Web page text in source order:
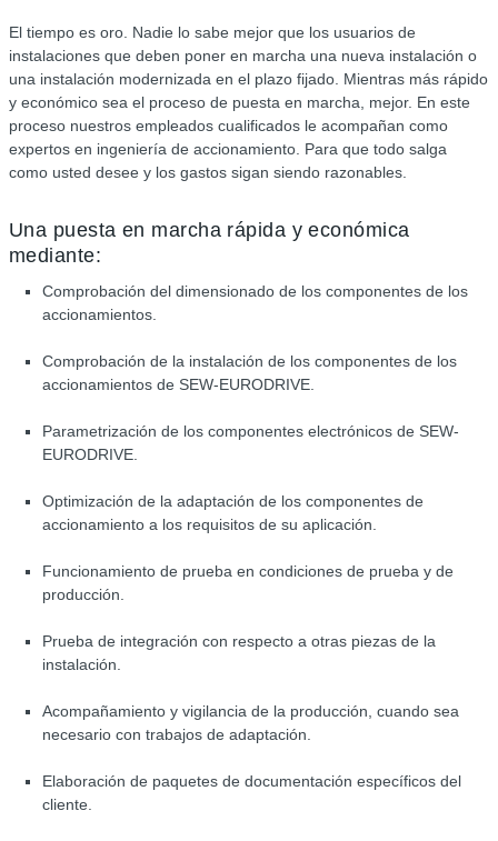
El tiempo es oro. Nadie lo sabe mejor que los usuarios de
instalaciones que deben poner en marcha una nueva instalación o
una instalación modernizada en el plazo fijado. Mientras más rápido
y económico sea el proceso de puesta en marcha, mejor. En este
proceso nuestros empleados cualificados le acompañan como
expertos en ingeniería de accionamiento. Para que todo salga
como usted desee y los gastos sigan siendo razonables.
Una puesta en marcha rápida y económica
mediante:
Comprobación del dimensionado de los componentes de los
accionamientos.
Comprobación de la instalación de los componentes de los
accionamientos de SEW-EURODRIVE.
Parametrización de los componentes electrónicos de SEW-
EURODRIVE.
Optimización de la adaptación de los componentes de
accionamiento a los requisitos de su aplicación.
Funcionamiento de prueba en condiciones de prueba y de
producción.
Prueba de integración con respecto a otras piezas de la
instalación.
Acompañamiento y vigilancia de la producción, cuando sea
necesario con trabajos de adaptación.
Elaboración de paquetes de documentación específicos del
cliente.